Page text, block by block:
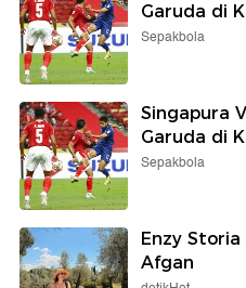
Garuda di
Sepakbola
Singapura
Garuda di
Sepakbola
Enzy
Afgan